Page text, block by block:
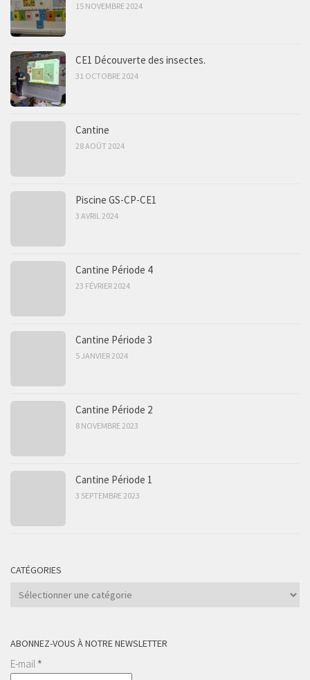
15 NOVEMBRE 2024
CE1 Découverte des insectes.
31 OCTOBRE 2024
Cantine
28 AOÛT 2024
Piscine GS-CP-CE1
3 AVRIL 2024
Cantine Période 4
23 FÉVRIER 2024
Cantine Période 3
5 JANVIER 2024
Cantine Période 2
8 NOVEMBRE 2023
Cantine Période 1
3 SEPTEMBRE 2023
CATÉGORIES
Catégories
ABONNEZ-VOUS À NOTRE NEWSLETTER
E-mail *